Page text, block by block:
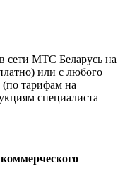
сети МТС Беларусь на
или с любого
(по тарифам на
специалиста